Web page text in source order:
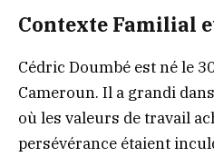
Contexte Familial
Cédric Doumbé est né le
Cameroun. Il a grandi
où les valeurs de travail
persévérance étaient